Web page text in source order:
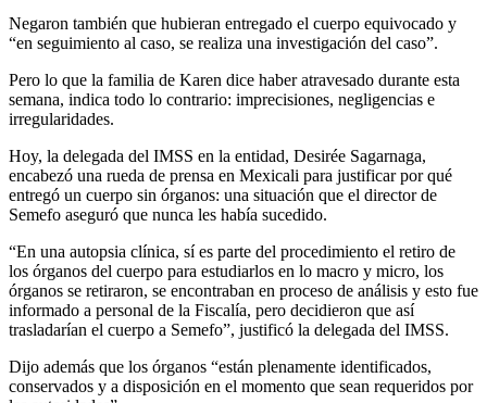
Negaron también que hubieran entregado el cuerpo equivocado y
“en seguimiento al caso, se realiza una investigación del caso”.
Pero lo que la familia de Karen dice haber atravesado durante esta
semana, indica todo lo contrario: imprecisiones, negligencias e
irregularidades.
Hoy, la delegada del IMSS en la entidad, Desirée Sagarnaga,
encabezó una rueda de prensa en Mexicali para justificar por qué
entregó un cuerpo sin órganos: una situación que el director de
Semefo aseguró que nunca les había sucedido.
“En una autopsia clínica, sí es parte del procedimiento el retiro de
los órganos del cuerpo para estudiarlos en lo macro y micro, los
órganos se retiraron, se encontraban en proceso de análisis y esto fue
informado a personal de la Fiscalía, pero decidieron que así
trasladarían el cuerpo a Semefo”, justificó la delegada del IMSS.
Dijo además que los órganos “están plenamente identificados,
conservados y a disposición en el momento que sean requeridos por